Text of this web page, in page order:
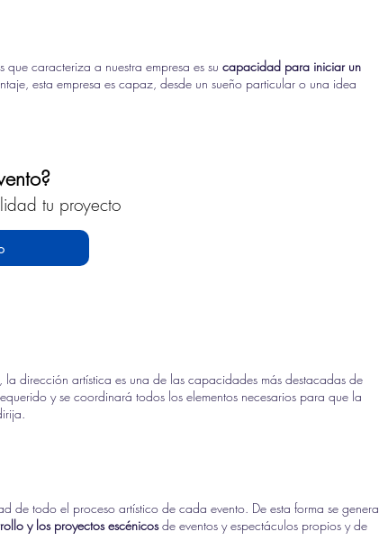
que caracteriza a nuestra empresa es su capacidad para iniciar un
esta empresa es capaz, desde un sueño particular o una idea
tu proyecto
, la dirección artística es una de las capacidades más destacadas de
y se coordinará todos los elementos necesarios para que la
de todo el proceso artístico de cada evento. De esta forma se genera
y los proyectos escénicosde eventos y espectáculos propios y de